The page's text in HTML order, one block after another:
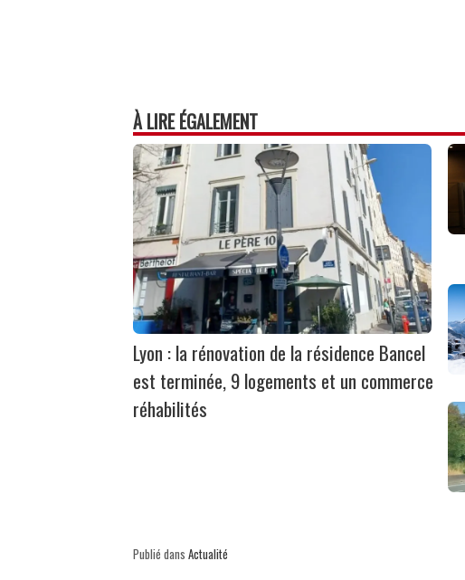
À LIRE ÉGALEMENT
Lyon : la rénovation de la résidence Bancel
est terminée, 9 logements et un commerce
réhabilités
Publié dans Actualité